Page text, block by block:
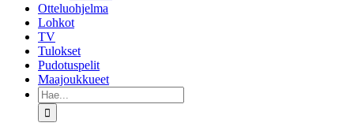
Otteluohjelma
Lohkot
TV
Tulokset
Pudotuspelit
Maajoukkueet
Etsi
...